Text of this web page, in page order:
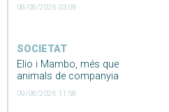
08/08/2026 03:09
SOCIETAT
Elio i Mambo, més que
animals de companyia
09/08/2026 11:58